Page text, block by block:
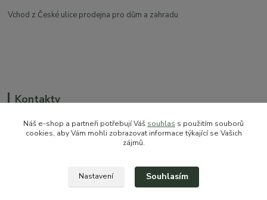
Vchod z České ulice prodejna pro dům a zahradu
Kontakty
sales@prokytky.cz
Náš e-shop a partneři potřebují Váš souhlas s použitím souborů
cookies, aby Vám mohli zobrazovat informace týkající se Vašich
zájmů.
Nastavení Souhlasím